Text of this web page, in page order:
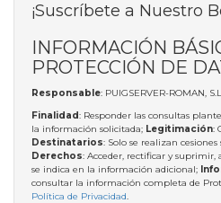
¡Suscríbete a Nuestro
INFORMACIÓN
PROTECCIÓN DE
Responsable: PUIGSERVER-ROMAN,
Finalidad: Responder las consultas
la información solicitada; Legitimación:
Destinatarios: Solo se realizan
Derechos: Acceder, rectificar y suprimir,
se indica en la información adicional;
consultar la información completa de
Política de Privacidad.